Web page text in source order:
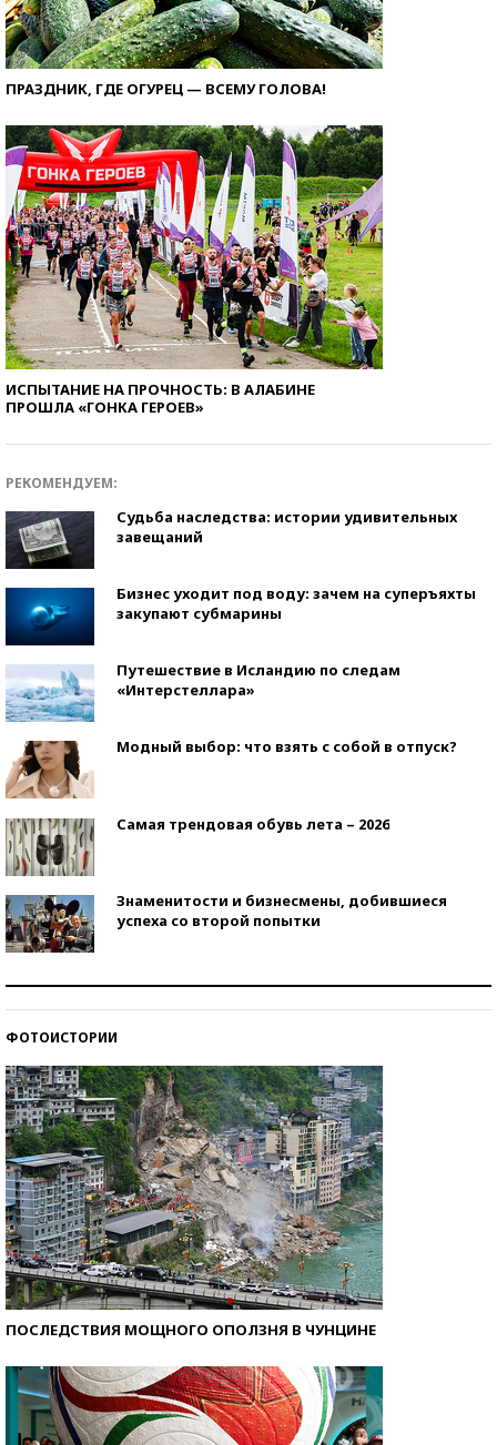
ПРАЗДНИК, ГДЕ ОГУРЕЦ — ВСЕМУ ГОЛОВА!
ИСПЫТАНИЕ НА ПРОЧНОСТЬ: В АЛАБИНЕ
ПРОШЛА «ГОНКА ГЕРОЕВ»
РЕКОМЕНДУЕМ:
Судьба наследства: истории удивительных
завещаний
Бизнес уходит под воду: зачем на суперъяхты
закупают субмарины
Путешествие в Исландию по следам
«Интерстеллара»
Модный выбор: что взять с собой в отпуск?
Самая трендовая обувь лета – 2026
Знаменитости и бизнесмены, добившиеся
успеха со второй попытки
ФОТОИСТОРИИ
ПОСЛЕДСТВИЯ МОЩНОГО ОПОЛЗНЯ В ЧУНЦИНЕ